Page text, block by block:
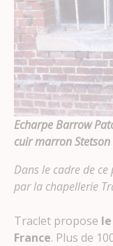
Echarpe Barrow
cuir marron
Dans le cadre de
par la chapellerie
Traclet propose
France. Plus de